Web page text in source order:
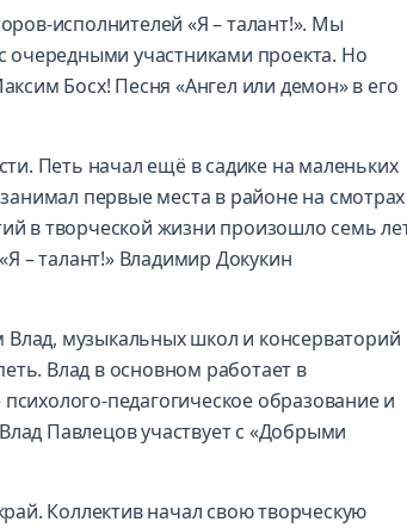
исполнителей «Я – талант!». Мы
очередными участниками проекта. Но
Босх! Песня «Ангел или демон» в его
Петь начал ещё в садике на маленьких
первые места в районе на смотрах
в творческой жизни произошло семь
– талант!» Владимир Докукин
музыкальных школ и консерваторий
Влад в основном работает в
педагогическое образование и
Павлецов участвует с «Добрыми
Коллектив начал свою творческую